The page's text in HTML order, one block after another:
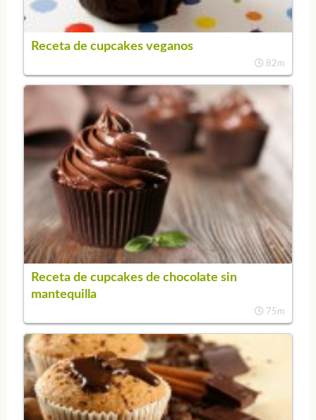
Receta de cupcakes veganos
82m
Receta de cupcakes de chocolate sin
mantequilla
75m